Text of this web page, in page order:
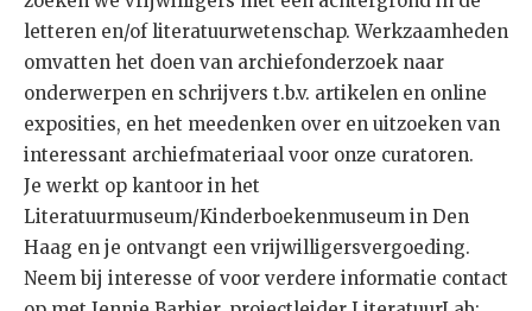
letteren en/of literatuurwetenschap. Werkzaamheden
omvatten het doen van archiefonderzoek naar
onderwerpen en schrijvers t.b.v. artikelen en online
exposities, en het meedenken over en uitzoeken van
interessant archiefmateriaal voor onze curatoren.
Je werkt op kantoor in het
Literatuurmuseum/Kinderboekenmuseum in Den
Haag en je ontvangt een vrijwilligersvergoeding.
Neem bij interesse of voor verdere informatie contact